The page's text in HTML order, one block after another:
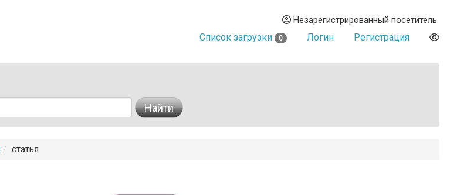
Незарегистрированный посетитель
Список загрузки 0 Логин Регистрация
Найти
статья